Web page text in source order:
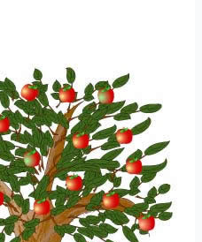
تفکر
مقاله
درخت
سعادت”